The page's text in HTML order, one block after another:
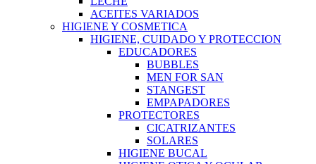
ACEITES VARIADOS
HIGIENE Y COSMETICA
HIGIENE, CUIDADO Y PROTECCION
EDUCADORES
BUBBLES
MEN FOR SAN
STANGEST
EMPAPADORES
PROTECTORES
CICATRIZANTES
SOLARES
HIGIENE BUCAL